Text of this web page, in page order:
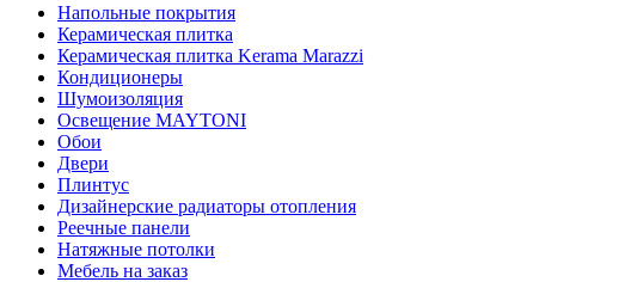
Напольные покрытия
Керамическая плитка
Керамическая плитка Kerama Marazzi
Кондиционеры
Шумоизоляция
Освещение MAYTONI
Обои
Двери
Плинтус
Дизайнерские радиаторы отопления
Реечные панели
Натяжные потолки
Мебель на заказ